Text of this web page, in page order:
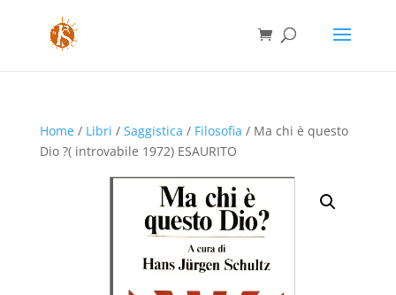
Home/ Libri / Saggistica / Filosofia / Ma chi è questo
Dio ?( introvabile 1972) ESAURITO